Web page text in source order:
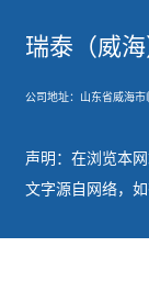
瑞泰（威
公司地址：山东省威海
声明：在浏览本
文字源自网络，